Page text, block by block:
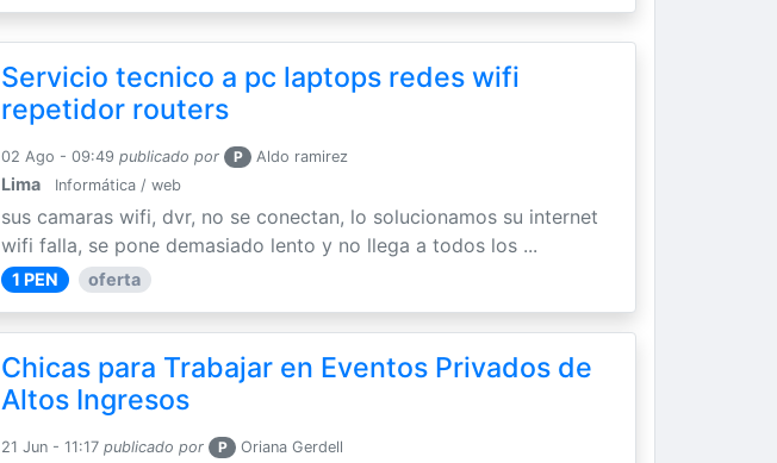
Servicio tecnico a pc laptops redes wifi
repetidor routers
02 Ago - 09:49 publicado por P Aldo ramirez
Lima Informática / web
sus camaras wifi, dvr, no se conectan, lo solucionamos su internet
wifi falla, se pone demasiado lento y no llega a todos los ...
1 PEN oferta
Chicas para Trabajar en Eventos Privados de
Altos Ingresos
21 Jun - 11:17 publicado por P Oriana Gerdell